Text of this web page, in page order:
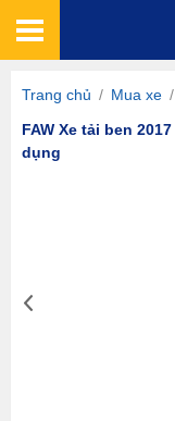
Trang chủ / Mua xe /
FAW Xe tải ben
dụng